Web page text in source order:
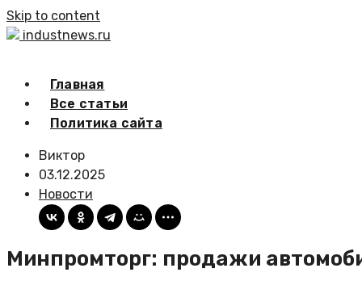
Skip to content
industnews.ru
Главная
Все статьи
Политика сайта
Виктор
03.12.2025
Новости
Минпромторг: продажи